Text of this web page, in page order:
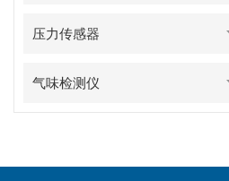
压力传感器
气味检测仪